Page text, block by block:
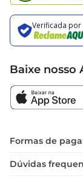
Baixe nosso
Formas de
Dúvidas